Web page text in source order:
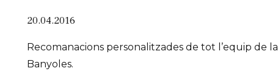
20.04.2016
Recomanacions personalitzades de tot l’equip de
Banyoles.